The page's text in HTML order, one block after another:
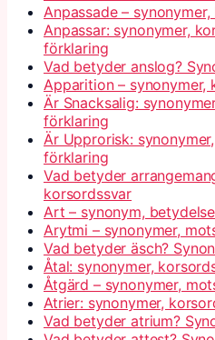
Anpassade –
Anpassar: synonymer,
förklaring
Vad betyder anslog?
Apparition –
Är Snacksalig:
förklaring
Är Upprorisk:
förklaring
Vad betyder
korsordssvar
Art – synonym,
Arytmi – synonymer,
Vad betyder äsch?
Åtal: synonymer,
Åtgärd – synonymer,
Atrier: synonymer,
Vad betyder atrium?